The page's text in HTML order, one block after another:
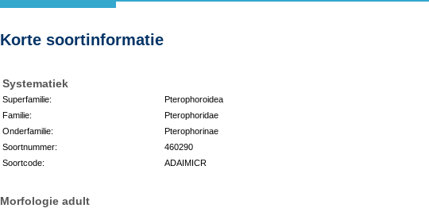
Korte soortinformatie
Systematiek
Superfamilie:
Pterophoroidea
Familie:
Pterophoridae
Onderfamilie:
Pterophorinae
Soortnummer:
460290
Soortcode:
ADAIMICR
Morfologie adult